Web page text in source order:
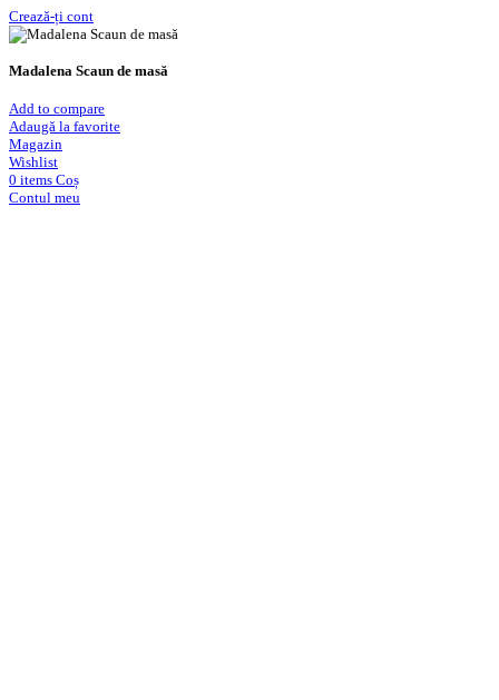
Crează-ți cont
Madalena Scaun de masă
Add to compare
Adaugă la favorite
Magazin
Wishlist
0 items Coș
Contul meu